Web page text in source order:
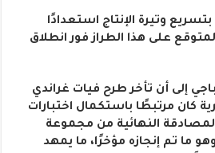
وتيرة الإنتاج استعدادًا
على هذا الطراز فور انطلاق
إلى أن تأخر طرح فيات غراندي
كان مرتبطًا باستكمال اختبارات
النهائية من مجموعة
ما تم إنجازه مؤخرًا، ما يمهد